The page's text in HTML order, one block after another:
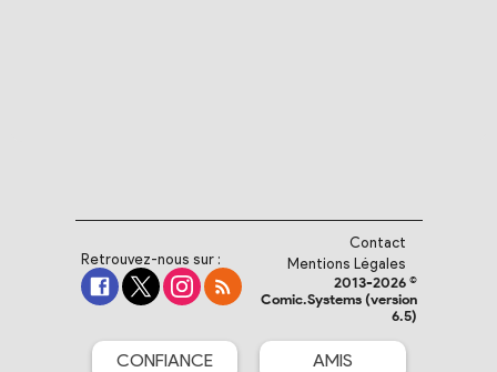
Retrouvez-nous sur :
Contact
Mentions Légales
2013-2026 ©
Comic.Systems (version
6.5)
CONFIANCE AMIS